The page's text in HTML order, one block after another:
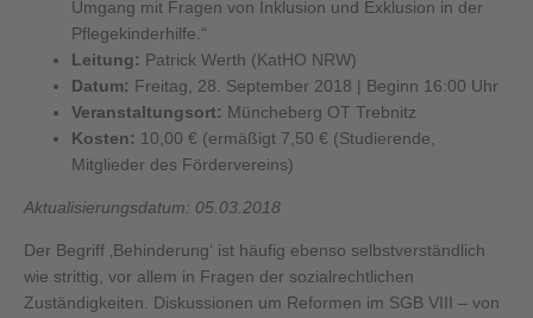
Umgang mit Fragen von Inklusion und Exklusion in der
Pflegekinderhilfe.“
Leitung: Patrick Werth (KatHO NRW)
Datum: Freitag, 28. September 2018 | Beginn 16:00 Uhr
Veranstaltungsort: Müncheberg OT Trebnitz
Kosten: 10,00 € (ermäßigt 7,50 € (Studierende,
Mitglieder des Fördervereins)
Aktualisierungsdatum: 05.03.2018
Der Begriff ‚Behinderung‘ ist häufig ebenso selbstverständlich
wie strittig, vor allem in Fragen der sozialrechtlichen
Zuständigkeiten. Diskussionen um Reformen im SGB VIII – von